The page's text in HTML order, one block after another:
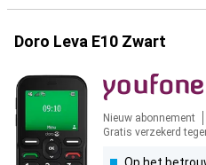
Doro Leva E10 Zwart
Nieuw abonnement
Gratis verzekerd